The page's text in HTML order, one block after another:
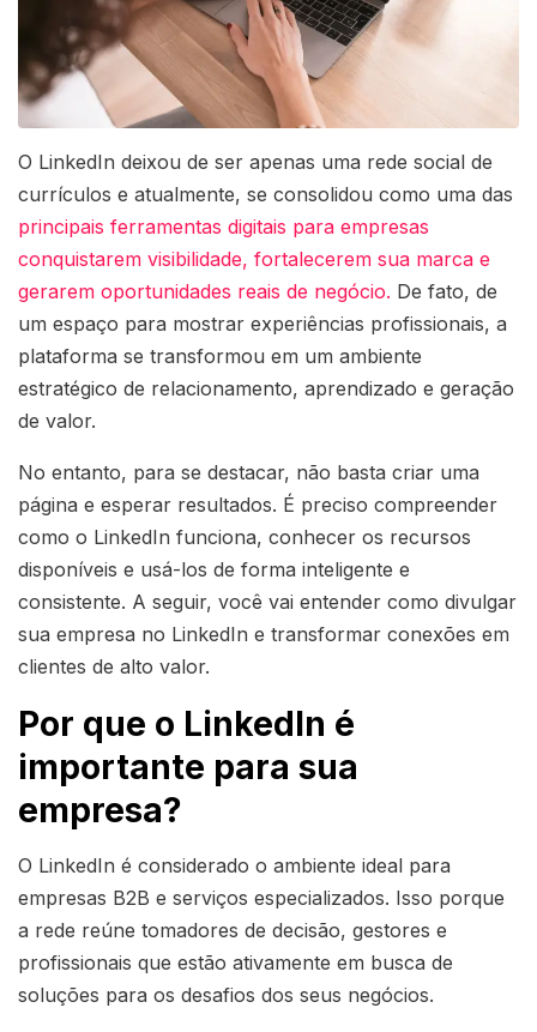
O LinkedIn deixou de ser apenas uma rede social de
currículos e atualmente, se consolidou como uma das
principais ferramentas digitais para empresas
conquistarem visibilidade, fortalecerem sua marca e
gerarem oportunidades reais de negócio. De fato, de
um espaço para mostrar experiências profissionais, a
plataforma se transformou em um ambiente
estratégico de relacionamento, aprendizado e geração
de valor.
No entanto, para se destacar, não basta criar uma
página e esperar resultados. É preciso compreender
como o LinkedIn funciona, conhecer os recursos
disponíveis e usá-los de forma inteligente e
consistente. A seguir, você vai entender como divulgar
sua empresa no LinkedIn e transformar conexões em
clientes de alto valor.
Por que o LinkedIn é
importante para sua
empresa?
O LinkedIn é considerado o ambiente ideal para
empresas B2B e serviços especializados. Isso porque
a rede reúne tomadores de decisão, gestores e
profissionais que estão ativamente em busca de
soluções para os desafios dos seus negócios.